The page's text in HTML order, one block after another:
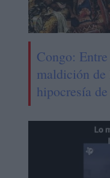
Congo:
maldición de
hipocresía